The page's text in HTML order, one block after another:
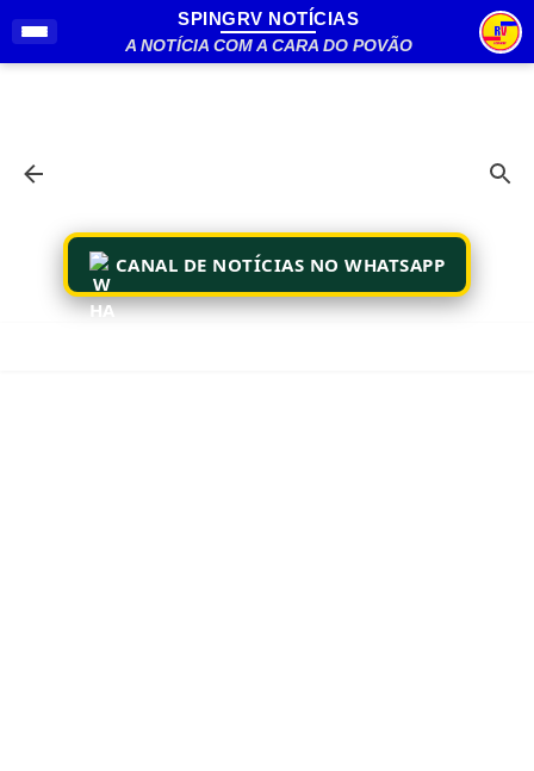
Pular para o conteúdo principal
SPINGRV NOTÍCIAS
A NOTÍCIA COM A CARA DO POVÃO
CANAL DE NOTÍCIAS NO WHATSAPP